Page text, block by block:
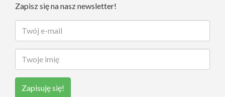
Zapisz się na nasz newsletter!
Zapisuję się!